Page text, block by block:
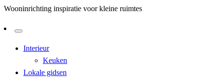
Wooninrichting inspiratie voor kleine ruimtes
Interieur
Keuken
Lokale gidsen